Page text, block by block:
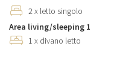
Lavastoviglie
Lavatrice
2 x letto singolo
Area living/sleeping 1
1 x divano letto